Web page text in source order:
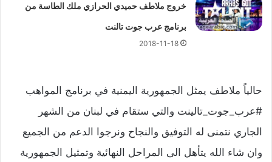
خروج ملاطف حميدي الحرازي ملك الطاسة من
برنامج عرب جوت تالنت
2018-11-18
حالياً ملاطف يمثل الجمهورية اليمنية في برنامج المواهب
#عرب_جوت_تالينت والتي ستقام في لبنان من الشهر
الجاري نتمنى له التوفيق والنجاح ونرجوا الدعم من الجميع
وان شاء الله يتأهل الى المراحل النهائية وتمثيل الجمهورية